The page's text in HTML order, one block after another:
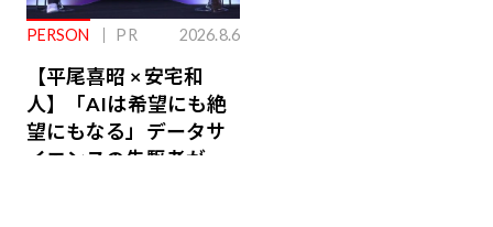
PERSON PR 2026.8.6
【平尾喜昭 × 安宅和
人】「AIは希望にも絶
望にもなる」データサ
イエンスの先駆者が語